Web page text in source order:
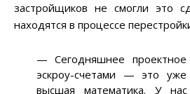
застройщиков не смогли это
находятся в процессе
— Сегодняшнее проектное
эскроу-счетами — это
высшая математика. У